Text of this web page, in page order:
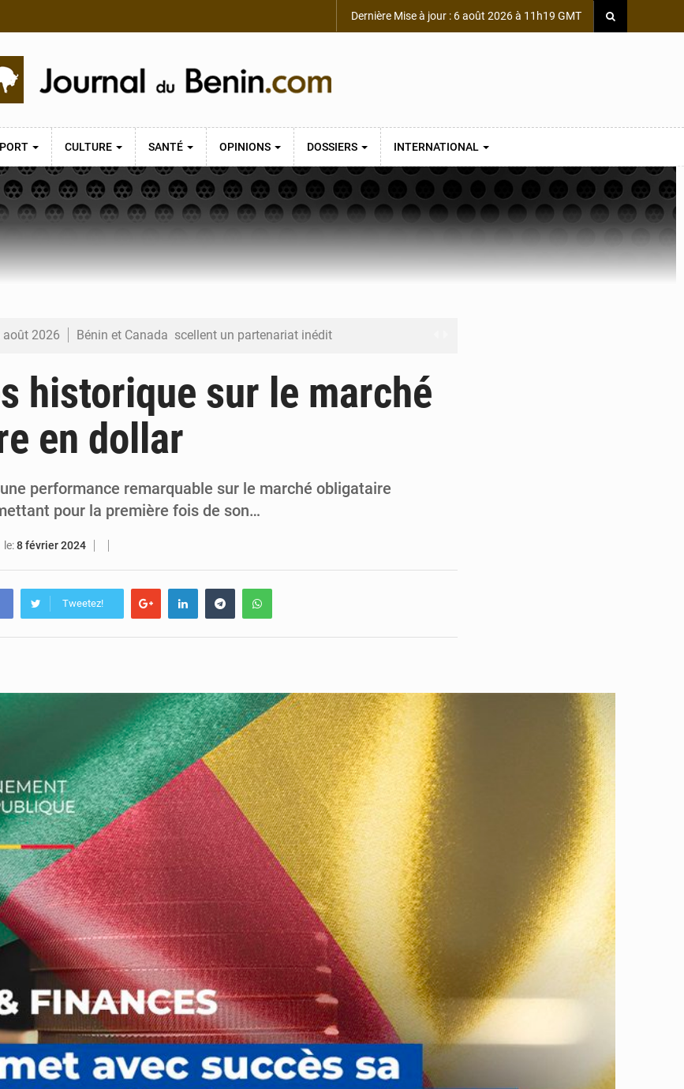
Dernière Mise à jour : 6 août 2026 à 11h19 GMT
CULTURE SANTÉ OPINIONS DOSSIERS INTERNATIONAL
2026 Bénin et Canada scellent un partenariat inédit
2026 Bénin : 14,5 milliards de dollars pour faire de la CDN 3.0 un bouclier économique
août 2026 Bénin : le ministère de l’Intérieur évalue ses résultats à mi-parcours
historique sur le marché
en dollar
performance remarquable sur le marché obligataire
pour la première fois de son…
le:8 février 2024
Tweetez!